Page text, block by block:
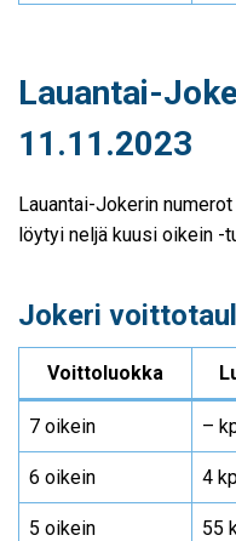
Lauantai-
11.11.2023
Lauantai-Jokerin
löytyi neljä kuusi oikein -
Jokeri
Voittoluokka
7 oikein –
6 oikein 4
5 oikein 55